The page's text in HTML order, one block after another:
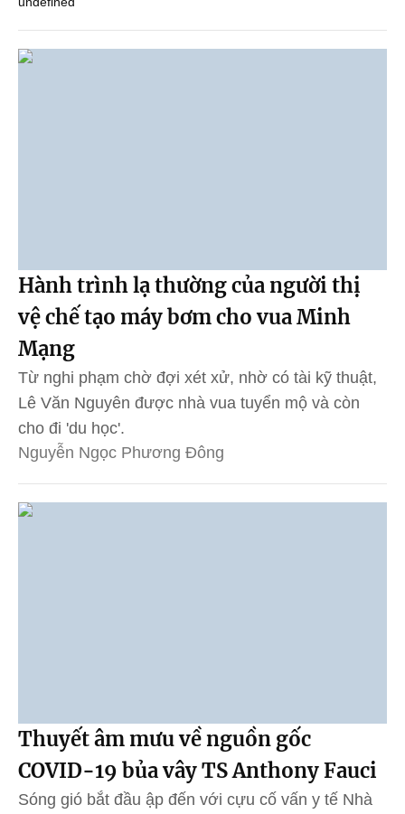
Hành trình lạ thường của người thị
vệ chế tạo máy bơm cho vua Minh
Mạng
Từ nghi phạm chờ đợi xét xử, nhờ có tài kỹ thuật,
Lê Văn Nguyên được nhà vua tuyển mộ và còn
cho đi 'du học'.
Nguyễn Ngọc Phương Đông
Thuyết âm mưu về nguồn gốc
COVID-19 bủa vây TS Anthony Fauci
Sóng gió bắt đầu ập đến với cựu cố vấn y tế Nhà